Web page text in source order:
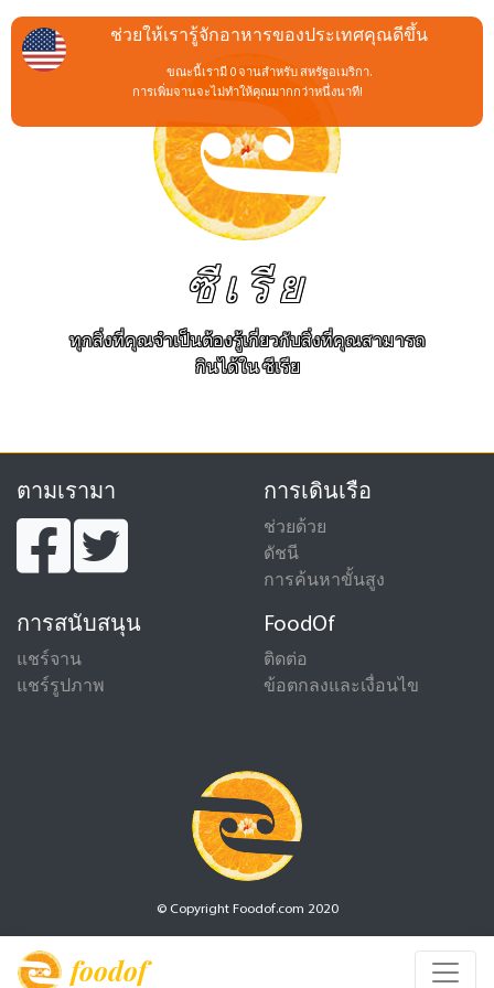
foodof
ซีเรีย
ทุกสิ่งที่คุณจำเป็นต้องรู้เกี่ยวกับสิ่งที่คุณสามารถ
กินได้ใน ซีเรีย
ตามเรามา การเดินเรือ
ช่วยด้วย
ดัชนี
การค้นหาขั้นสูง
การสนับสนุน
แชร์จาน
แชร์รูปภาพ
FoodOf
ติดต่อ
ข้อตกลงและเงื่อนไข
© Copyright Foodof.com 2020
ช่วยให้เรารู้จักอาหารของประเทศคุณดีขึ้น
ขณะนี้เรามี 0 จานสำหรับ สหรัฐอเมริกา.
การเพิ่มจานจะไม่ทำให้คุณมากกว่าหนึ่งนาที!